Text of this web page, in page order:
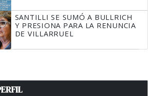
SANTILLI SE SUMÓ A BULLRICH
Y PRESIONA PARA LA RENUNCIA
DE VILLARRUEL